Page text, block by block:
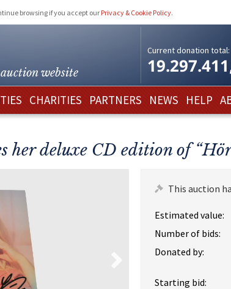
browsing if you accept our Privacy & Cookie Policy.
auction website
Current donation total:
CHARITIES PARTNERS NEWS HELP
her deluxe CD edition of
This auction
Estimated value:
Number of bids:
Donated by:
Starting bid: